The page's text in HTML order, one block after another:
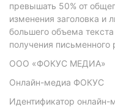
превышать 50% от
изменения заголовка и
большего объема
получения
ООО «ФОКУС МЕДИА»
Онлайн-медиа ФОКУС
Идентификатор онлайн-